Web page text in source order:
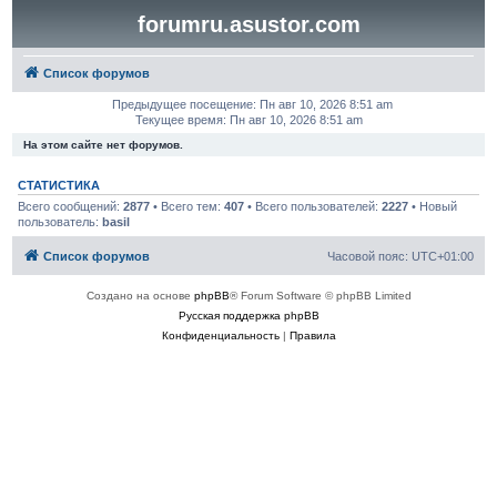
forumru.asustor.com
Список форумов
Предыдущее посещение: Пн авг 10, 2026 8:51 am
Текущее время: Пн авг 10, 2026 8:51 am
На этом сайте нет форумов.
СТАТИСТИКА
Всего сообщений: 2877• Всего тем: 407• Всего пользователей: 2227• Новый
пользователь: basil
Список форумов Часовой пояс: UTC+01:00
Создано на основе phpBB® Forum Software © phpBB Limited
Русская поддержка phpBB
Конфиденциальность| Правила